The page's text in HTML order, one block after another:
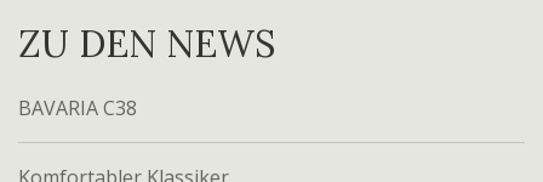
ZU DEN NEWS
BAVARIA C38